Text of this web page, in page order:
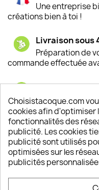
Une entreprise
créations bien à toi !
Livraison sous
Préparation de
commande effectuée
Satisfaction
Depuis 2009,
sont satisfaits de nos
Un SAV à votre
Notre SAV est
Choisistacoque.com
cookies afin d'optimiser
fonctionnalités des
publicité. Les cookies
publicité sont utilisés
optimisées sur les
publicités